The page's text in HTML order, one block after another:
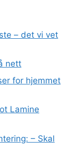
– det vi vet
nett
for hjemmet
Lamine
– Skal